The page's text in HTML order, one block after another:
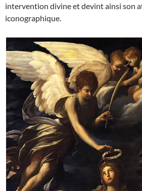
intervention divine et devint ainsi son
iconographique.